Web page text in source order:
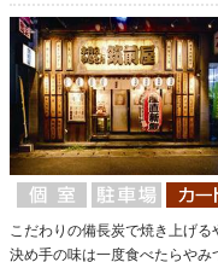
こだわりの備長炭で焼き上げ
決め手の味は一度食べたらや